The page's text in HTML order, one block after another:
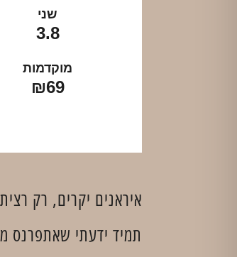
שני
3.8
מוקדמות
₪69
איראנים יקרים, רק
תמיד ידעתי